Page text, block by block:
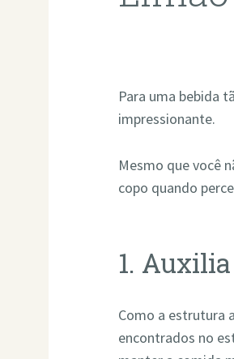
Para uma bebida
impressionante.
Mesmo que você
copo quando
1.
Como a estrutura
encontrados no